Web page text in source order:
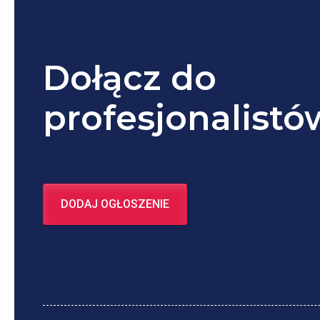
Dołącz do
DODAJ OGŁOSZENIE